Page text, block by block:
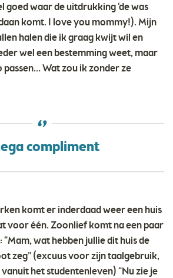
goed waar de uitdrukking ‘de was
komt. I love you mommy!). Mijn
halen die ik graag kwijt wil en
wel een bestemming weet, maar
Wat zou ik zonder ze
compliment
komt er inderdaad weer een huis
voor één. Zoonlief komt na een paar
“Mam, wat hebben jullie dit huis de
zeg” (excuus voor zijn taalgebruik,
het studentenleven) “Nu zie je